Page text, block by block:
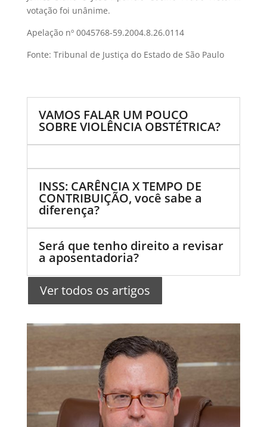
votação foi unânime.
Apelação nº 0045768-59.2004.8.26.0114
Fonte: Tribunal de Justiça do Estado de São Paulo
VAMOS FALAR UM POUCO
SOBRE VIOLÊNCIA OBSTÉTRICA?
INSS: CARÊNCIA X TEMPO DE
CONTRIBUIÇÃO, você sabe a
diferença?
Será que tenho direito a revisar
a aposentadoria?
Ver todos os artigos